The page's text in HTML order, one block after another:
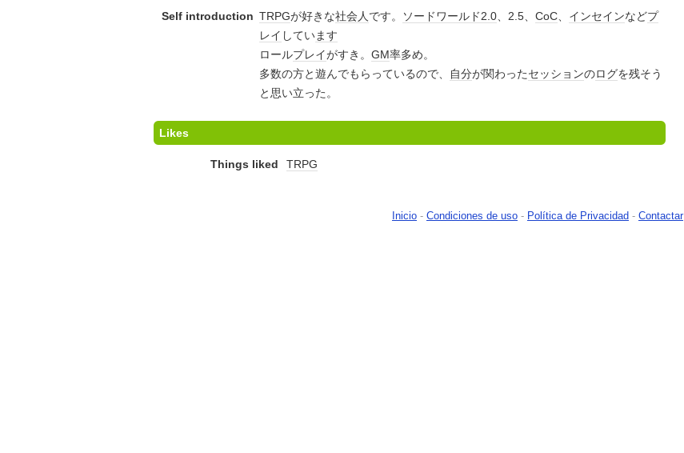
Self introduction TRPGが好きな社会人です。 ソードワールド2.0、2.5、 CoC、 インセインなどプ
レイ しています
ロールプレイがすき。 GM率多め。
多数の方と遊んでもらっているので、
自分が関わったセッションのログを残そう
と思い立った。
Likes
Things liked TRPG
Inicio - Condiciones de uso - Política de Privacidad - Contactar